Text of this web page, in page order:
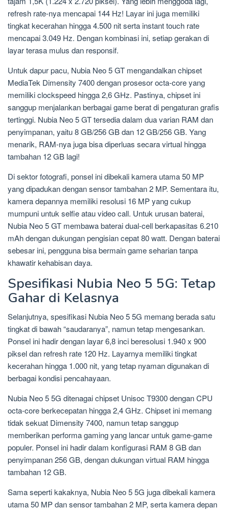
refresh rate-nya mencapai 144 Hz! Layar ini juga memiliki
tingkat kecerahan hingga 4.500 nit serta instant touch rate
mencapai 3.049 Hz. Dengan kombinasi ini, setiap gerakan di
layar terasa mulus dan responsif.
Untuk dapur pacu, Nubia Neo 5 GT mengandalkan chipset
MediaTek Dimensity 7400 dengan prosesor octa-core yang
memiliki clockspeed hingga 2,6 GHz. Pastinya, chipset ini
sanggup menjalankan berbagai game berat di pengaturan grafis
tertinggi. Nubia Neo 5 GT tersedia dalam dua varian RAM dan
penyimpanan, yaitu 8 GB/256 GB dan 12 GB/256 GB. Yang
menarik, RAM-nya juga bisa diperluas secara virtual hingga
tambahan 12 GB lagi!
Di sektor fotografi, ponsel ini dibekali kamera utama 50 MP
yang dipadukan dengan sensor tambahan 2 MP. Sementara itu,
kamera depannya memiliki resolusi 16 MP yang cukup
mumpuni untuk selfie atau video call. Untuk urusan baterai,
Nubia Neo 5 GT membawa baterai dual-cell berkapasitas 6.210
mAh dengan dukungan pengisian cepat 80 watt. Dengan baterai
sebesar ini, pengguna bisa bermain game seharian tanpa
khawatir kehabisan daya.
Spesifikasi Nubia Neo 5 5G: Tetap
Gahar di Kelasnya
Selanjutnya, spesifikasi Nubia Neo 5 5G memang berada satu
tingkat di bawah “saudaranya”, namun tetap mengesankan.
Ponsel ini hadir dengan layar 6,8 inci beresolusi 1.940 x 900
piksel dan refresh rate 120 Hz. Layarnya memiliki tingkat
kecerahan hingga 1.000 nit, yang tetap nyaman digunakan di
berbagai kondisi pencahayaan.
Nubia Neo 5 5G ditenagai chipset Unisoc T9300 dengan CPU
octa-core berkecepatan hingga 2,4 GHz. Chipset ini memang
tidak sekuat Dimensity 7400, namun tetap sanggup
memberikan performa gaming yang lancar untuk game-game
populer. Ponsel ini hadir dalam konfigurasi RAM 8 GB dan
penyimpanan 256 GB, dengan dukungan virtual RAM hingga
tambahan 12 GB.
Sama seperti kakaknya, Nubia Neo 5 5G juga dibekali kamera
utama 50 MP dan sensor tambahan 2 MP, serta kamera depan